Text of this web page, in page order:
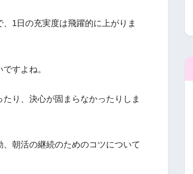
1日の充実度は飛躍的に上がりま
すよね。
り、決心が固まらなかったりしま
朝活の継続のためのコツについて